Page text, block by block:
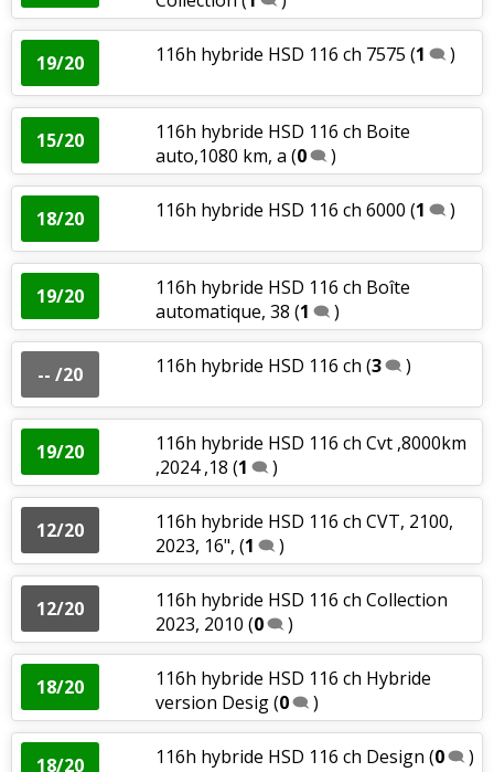
19/20 116h hybride HSD 116 ch 7575 (1 )
15/20
116h hybride HSD 116 ch Boite
auto,1080 km, a (0 )
18/20 116h hybride HSD 116 ch 6000 (1 )
19/20
116h hybride HSD 116 ch Boîte
automatique, 38 (1 )
-- /20 116h hybride HSD 116 ch (3 )
19/20
116h hybride HSD 116 ch Cvt ,8000km
,2024 ,18 (1 )
12/20
116h hybride HSD 116 ch CVT, 2100,
2023, 16", (1 )
12/20
116h hybride HSD 116 ch Collection
2023, 2010 (0 )
18/20
116h hybride HSD 116 ch Hybride
version Desig(0 )
18/20 116h hybride HSD 116 ch Design (0 )